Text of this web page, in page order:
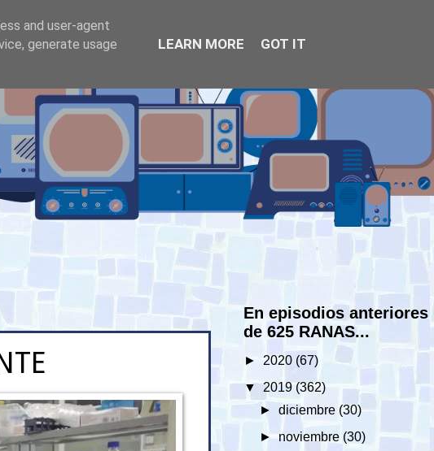
En episodios anteriores
de 625 RANAS...
► 2020 (67)
▼2019 (362)
► diciembre (30)
►noviembre (30)
and user-agent
generate usage
LEARN MORE GOT IT